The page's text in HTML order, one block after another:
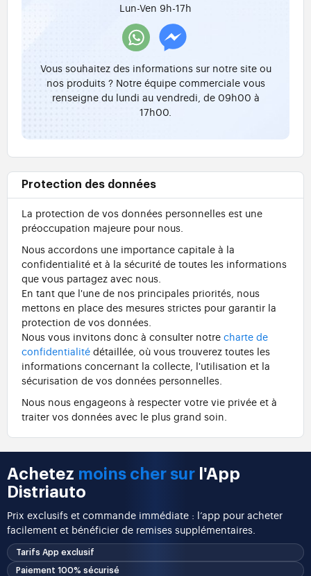
Lun-Ven 9h-17h
Vous souhaitez des informations sur notre site ou
nos produits ? Notre équipe commerciale vous
renseigne du lundi au vendredi, de 09h00 à
17h00.
Protection des données
La protection de vos données personnelles est une
préoccupation majeure pour nous.
Nous accordons une importance capitale à la
confidentialité et à la sécurité de toutes les informations
que vous partagez avec nous.
En tant que l'une de nos principales priorités, nous
mettons en place des mesures strictes pour garantir la
protection de vos données.
Nous vous invitons donc à consulter notre charte de
confidentialité détaillée, où vous trouverez toutes les
informations concernant la collecte, l'utilisation et la
sécurisation de vos données personnelles.
Nous nous engageons à respecter votre vie privée et à
traiter vos données avec le plus grand soin.
Achetez moins cher sur l'App
Distriauto
Prix exclusifs et commande immédiate : l’app pour acheter
facilement et bénéficier de remises supplémentaires.
Tarifs App exclusif
Paiement 100% sécurisé